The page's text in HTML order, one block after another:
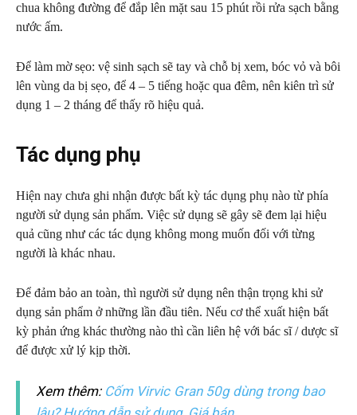
chua không đường để đắp lên mặt sau 15 phút rồi rửa sạch bằng
nước ấm.
Để làm mờ sẹo: vệ sinh sạch sẽ tay và chỗ bị xem, bóc vỏ và bôi
lên vùng da bị sẹo, để 4 – 5 tiếng hoặc qua đêm, nên kiên trì sử
dụng 1 – 2 tháng để thấy rõ hiệu quả.
Tác dụng phụ
Hiện nay chưa ghi nhận được bất kỳ tác dụng phụ nào từ phía
người sử dụng sản phẩm. Việc sử dụng sẽ gây sẽ đem lại hiệu
quả cũng như các tác dụng không mong muốn đối với từng
người là khác nhau.
Để đảm bảo an toàn, thì người sử dụng nên thận trọng khi sử
dụng sản phẩm ở những lần đầu tiên. Nếu cơ thể xuất hiện bất
kỳ phản ứng khác thường nào thì cần liên hệ với bác sĩ / dược sĩ
để được xử lý kịp thời.
Xem thêm: Cốm Virvic Gran 50g dùng trong bao